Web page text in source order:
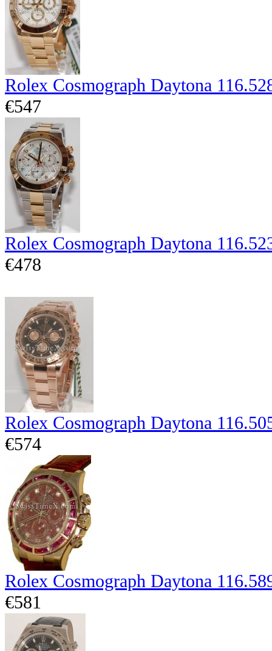
Rolex Cosmograph Daytona
€547
Rolex Cosmograph Daytona
€478
Rolex Cosmograph Daytona
€574
Rolex Cosmograph Daytona
€581